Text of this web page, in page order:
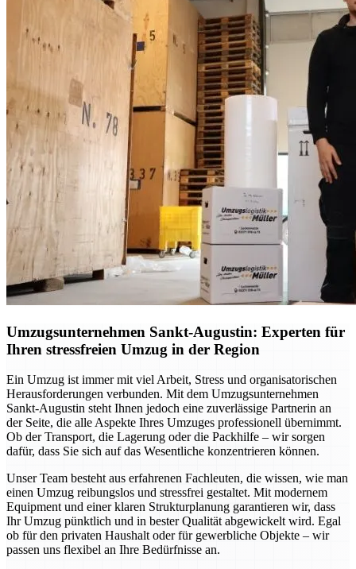
Umzugsunternehmen Sankt-Augustin: Experten für
Ihren stressfreien Umzug in der Region
Ein Umzug ist immer mit viel Arbeit, Stress und organisatorischen
Herausforderungen verbunden. Mit dem Umzugsunternehmen
Sankt-Augustin steht Ihnen jedoch eine zuverlässige Partnerin an
der Seite, die alle Aspekte Ihres Umzuges professionell übernimmt.
Ob der Transport, die Lagerung oder die Packhilfe – wir sorgen
dafür, dass Sie sich auf das Wesentliche konzentrieren können.
Unser Team besteht aus erfahrenen Fachleuten, die wissen, wie man
einen Umzug reibungslos und stressfrei gestaltet. Mit modernem
Equipment und einer klaren Strukturplanung garantieren wir, dass
Ihr Umzug pünktlich und in bester Qualität abgewickelt wird. Egal
ob für den privaten Haushalt oder für gewerbliche Objekte – wir
passen uns flexibel an Ihre Bedürfnisse an.